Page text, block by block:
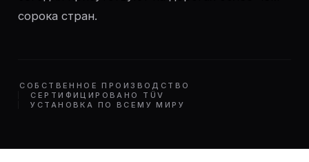
сорока стран.
СОБСТВЕННОЕ ПРОИЗВОДСТВО
СЕРТИФИЦИРОВАНО TÜV
УСТАНОВКА ПО ВСЕМУ МИРУ